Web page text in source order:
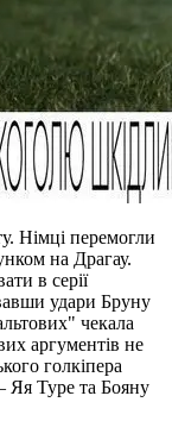
Німці перемогли
на Драгау.
в серії
удари Бруну
чекала
аргументів не
голкіпера
Яя Туре та Бояну